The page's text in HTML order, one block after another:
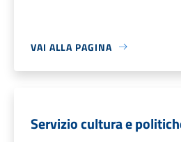
VAI ALLA PAGINA
Servizio cultura e